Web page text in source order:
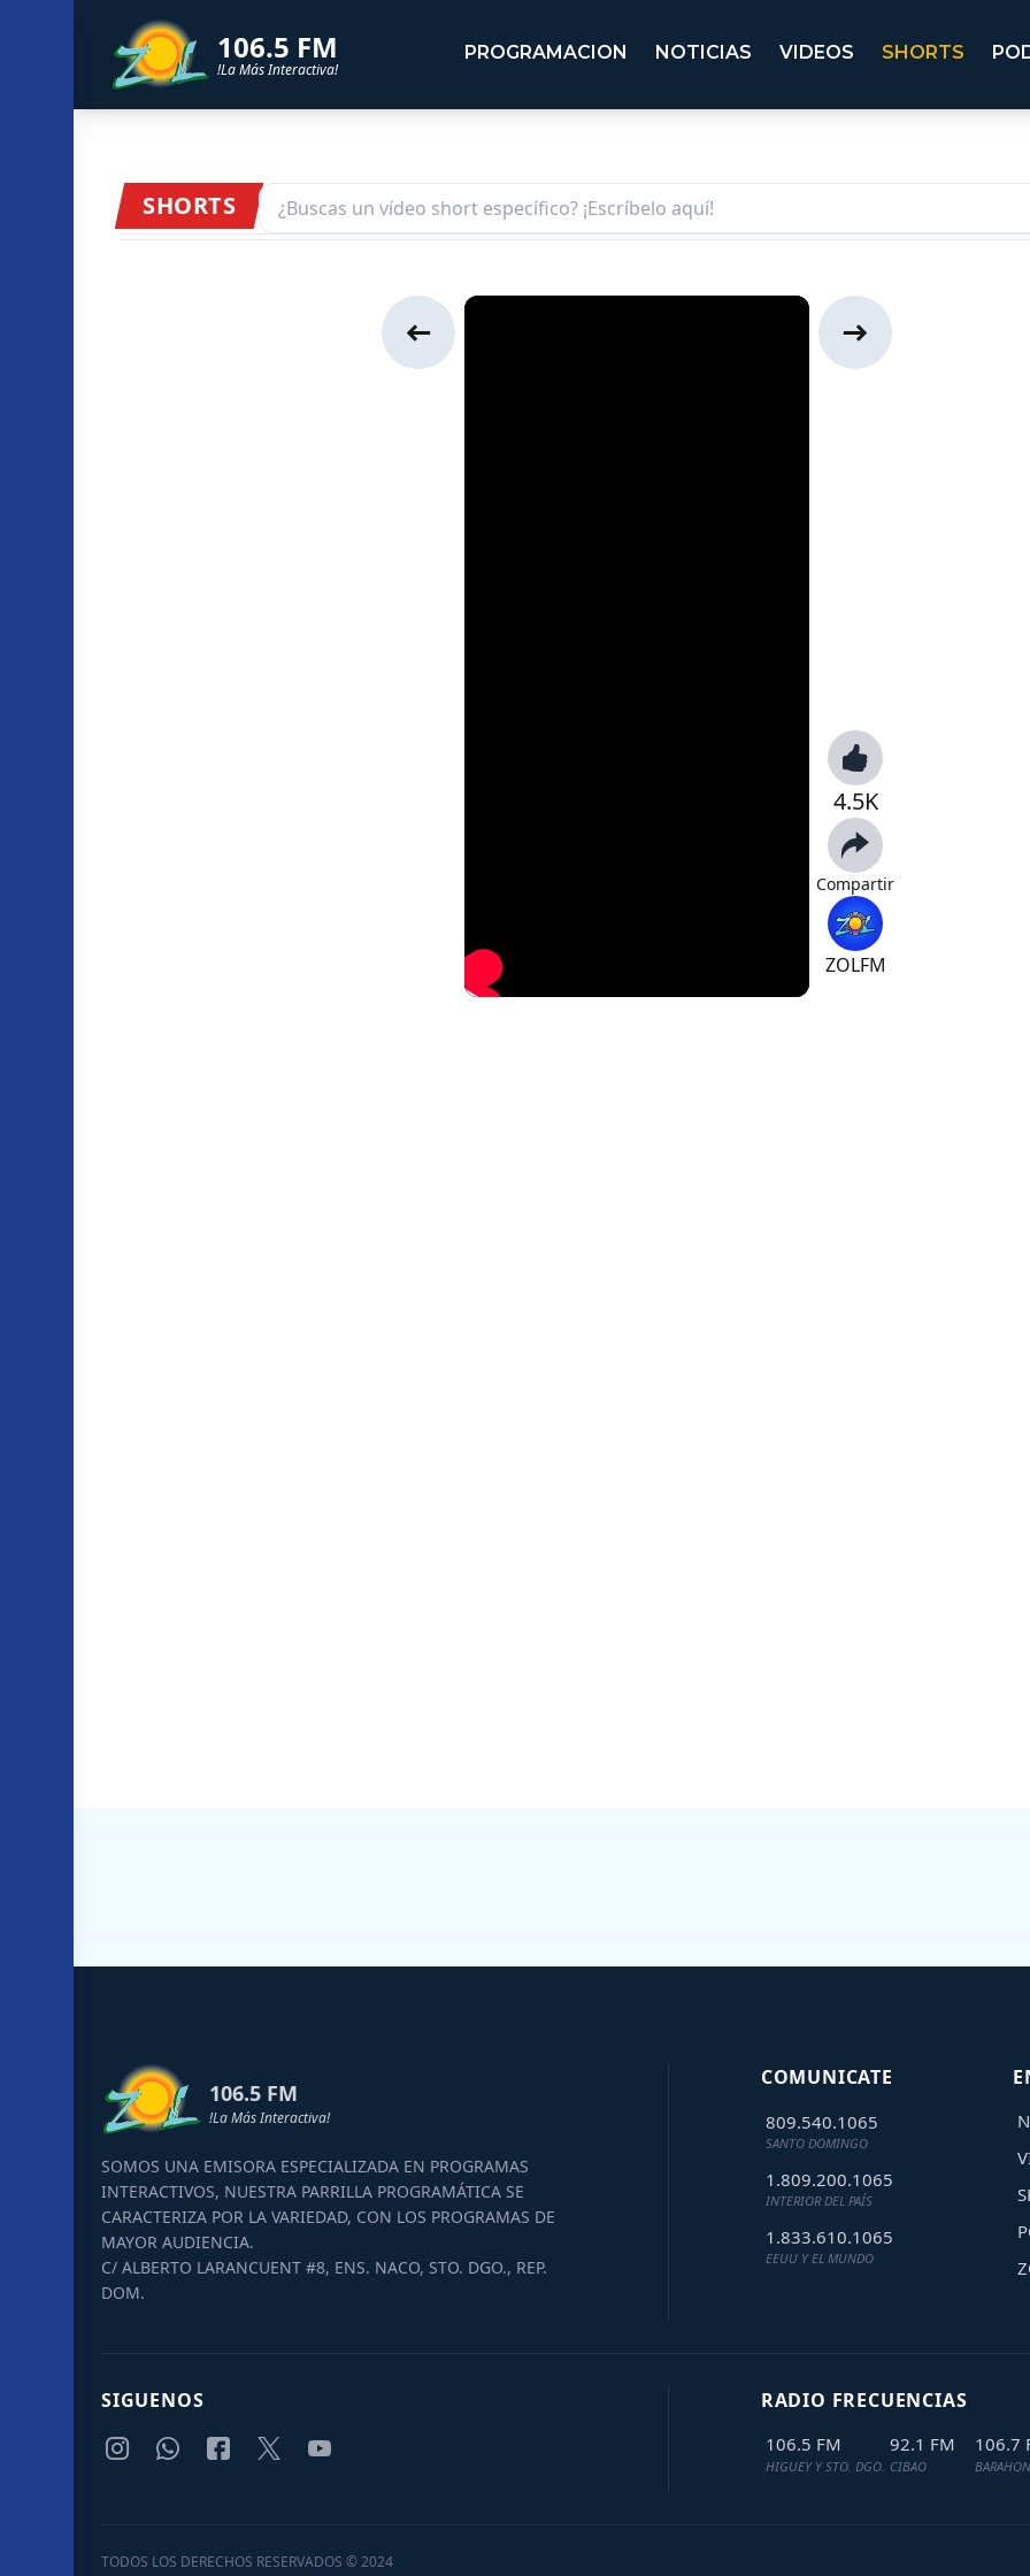
106.5 FM
!La Más Interactiva!
PROGRAMACION NOTICIAS VIDEOS SHORTS
SHORTS
4.5K
Compartir
ZOLFM
106.5 FM
!La Más Interactiva!
SOMOS UNA EMISORA ESPECIALIZADA EN PROGRAMAS
INTERACTIVOS, NUESTRA PARRILLA PROGRAMÁTICA SE
CARACTERIZA POR LA VARIEDAD, CON LOS PROGRAMAS DE
MAYOR AUDIENCIA.
C/ ALBERTO LARANCUENT #8, ENS. NACO, STO. DGO., REP.
DOM.
COMUNICATE
809.540.1065
SANTO DOMINGO
1.809.200.1065
INTERIOR DEL PAÍS
1.833.610.1065
EEUU Y EL MUNDO
SIGUENOS RADIO FRECUENCIAS
106.5 FM
HIGUEY Y STO. DGO.
92.1 FM
CIBAO
106.7
TODOS LOS DERECHOS RESERVADOS © 2024